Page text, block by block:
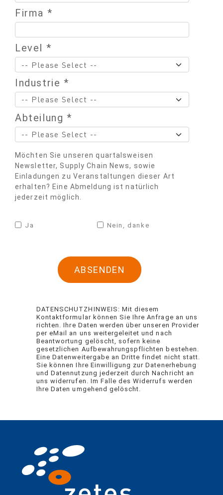
Firma *
Level *
Industrie *
Abteilung *
Möchten Sie unseren quartalsweisen
Newsletter, Supply Chain News, sowie
Einladungen zu Veranstaltungen dieser Art
erhalten? Eine Abmeldung ist natürlich
jederzeit möglich.
Ja Nein, danke
DATENSCHUTZHINWEIS: Mit diesem
Kontaktformular können Sie Ihre Anfrage an uns
richten. Ihre Daten werden über unseren Provider
per eMail an uns weitergeleitet und nach
Beantwortung gelöscht, sofern keine
gesetzlichen Aufbewahrungspflichten bestehen.
Eine Datenweitergabe an Dritte findet nicht statt.
Sie können Ihre Einwilligung zur Datenerhebung
und Datennutzung jederzeit durch Nachricht an
uns widerrufen. Im Falle des Widerrufs werden
Ihre Daten umgehend gelöscht.